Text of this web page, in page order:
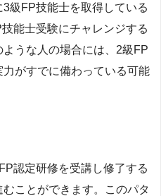
級FP技能士を取得している
能士受験にチャレンジする
うな人の場合には、2級FP
がすでに備わっている可能
認定研修を受講し修了する
ことができます。このパタ